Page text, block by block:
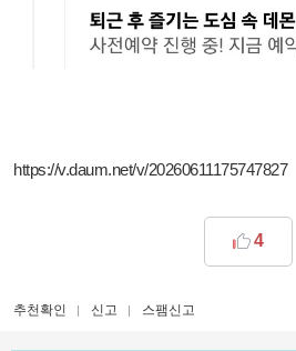
https://v.daum.net/v/20260611175747827
4
추천확인 신고 스팸신고